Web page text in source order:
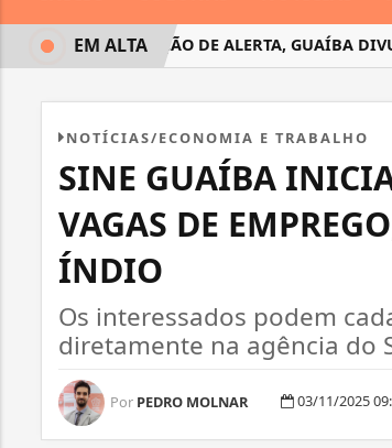
EM SITUAÇÃO DE ALERTA, GUAÍBA
EM ALTA
NOTÍCIAS/ECONOMIA E TRABALHO
SINE GUAÍBA
VAGAS DE
ÍNDIO
Os interessados podem
diretamente na agência do
Por PEDRO MOLNAR 03/11/2025